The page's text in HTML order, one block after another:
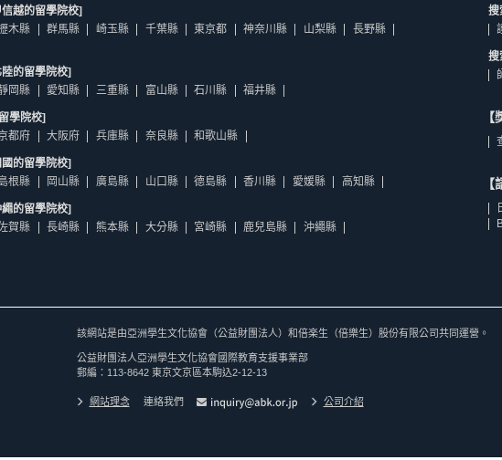
信越的留學院校]
木縣 群馬縣 崎玉縣 千葉縣 東京都 神奈川縣 山梨縣
長野縣
的留學院校]
岡縣 愛知縣 三重縣 富山縣 石川縣 福井縣
學院校]
都府 大阪府 兵庫縣 奈良縣 和歌山縣
的留學院校]
根縣 岡山縣 廣島縣 山口縣 德島縣 香川縣 愛媛縣 高知縣
的留學院校]
賀縣 長崎縣 熊本縣 大分縣 宮崎縣 鹿兒島縣 沖繩縣
搜
搜
【
該網站是由亞洲學生文化協會（公益財團法人）和倍楽生（倍樂生）股份有限公司共同運營。
公益財團法人亞洲學生文化協會國際教育支援事業部
郵編：113-8642 東京文京區本駒込2-12-13
網站理念 連絡我們 公司介紹